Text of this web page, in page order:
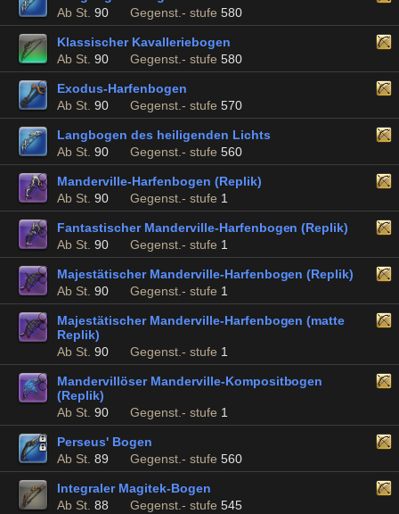
Ab St. 90 Gegenst.- stufe 580
Klassischer Kavalleriebogen
Ab St. 90 Gegenst.- stufe 580
Exodus-Harfenbogen
Ab St. 90 Gegenst.- stufe 570
Langbogen des heiligenden Lichts
Ab St. 90 Gegenst.- stufe 560
Manderville-Harfenbogen (Replik)
Ab St. 90 Gegenst.- stufe 1
Fantastischer Manderville-Harfenbogen (Replik)
Ab St. 90 Gegenst.- stufe 1
Majestätischer Manderville-Harfenbogen (Replik)
Ab St. 90 Gegenst.- stufe 1
Majestätischer Manderville-Harfenbogen (matte
Replik)
Ab St. 90 Gegenst.- stufe 1
Mandervillöser Manderville-Kompositbogen
(Replik)
Ab St. 90 Gegenst.- stufe 1
Perseus' Bogen
Ab St. 89 Gegenst.- stufe 560
Integraler Magitek-Bogen
Ab St. 88 Gegenst.- stufe 545